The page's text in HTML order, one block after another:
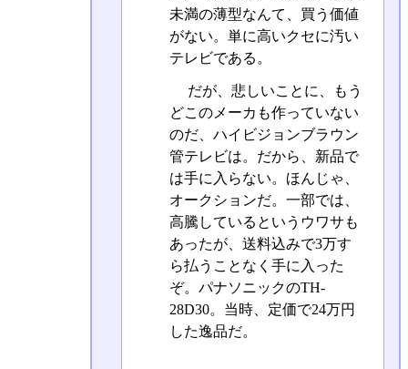
未満の薄型なんて、買う価値
がない。単に高いクセに汚い
テレビである。
だが、悲しいことに、もう
どこのメーカも作っていない
のだ、ハイビジョンブラウン
管テレビは。だから、新品で
は手に入らない。ほんじゃ、
オークションだ。一部では、
高騰しているというウワサも
あったが、送料込みで3万す
ら払うことなく手に入った
ぞ。パナソニックのTH-
28D30。当時、定価で24万円
した逸品だ。